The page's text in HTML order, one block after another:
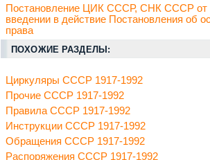
Постановление ЦИК СССР, СНК СССР от
введении в действие Постановления об
права
ПОХОЖИЕ РАЗДЕЛЫ:
Циркуляры СССР 1917-1992
Прочие СССР 1917-1992
Правила СССР 1917-1992
Инструкции СССР 1917-1992
Обращения СССР 1917-1992
Распоряжения СССР 1917-1992